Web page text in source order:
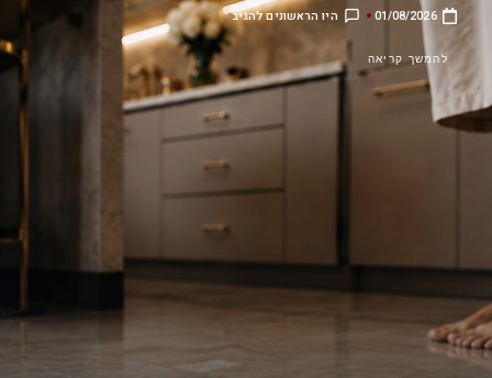
25/07/2026
2
להמשך קריאה